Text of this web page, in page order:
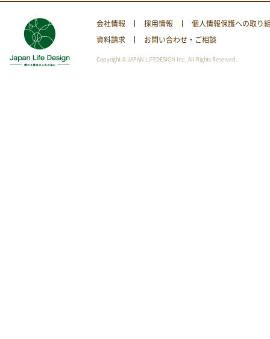
会社情報 採用情報
個人情報保護への取り
資料請求
お問い合わせ・ご相談
Copyright © JAPAN LIFEDESIGN Inc. All Rights Reserved.